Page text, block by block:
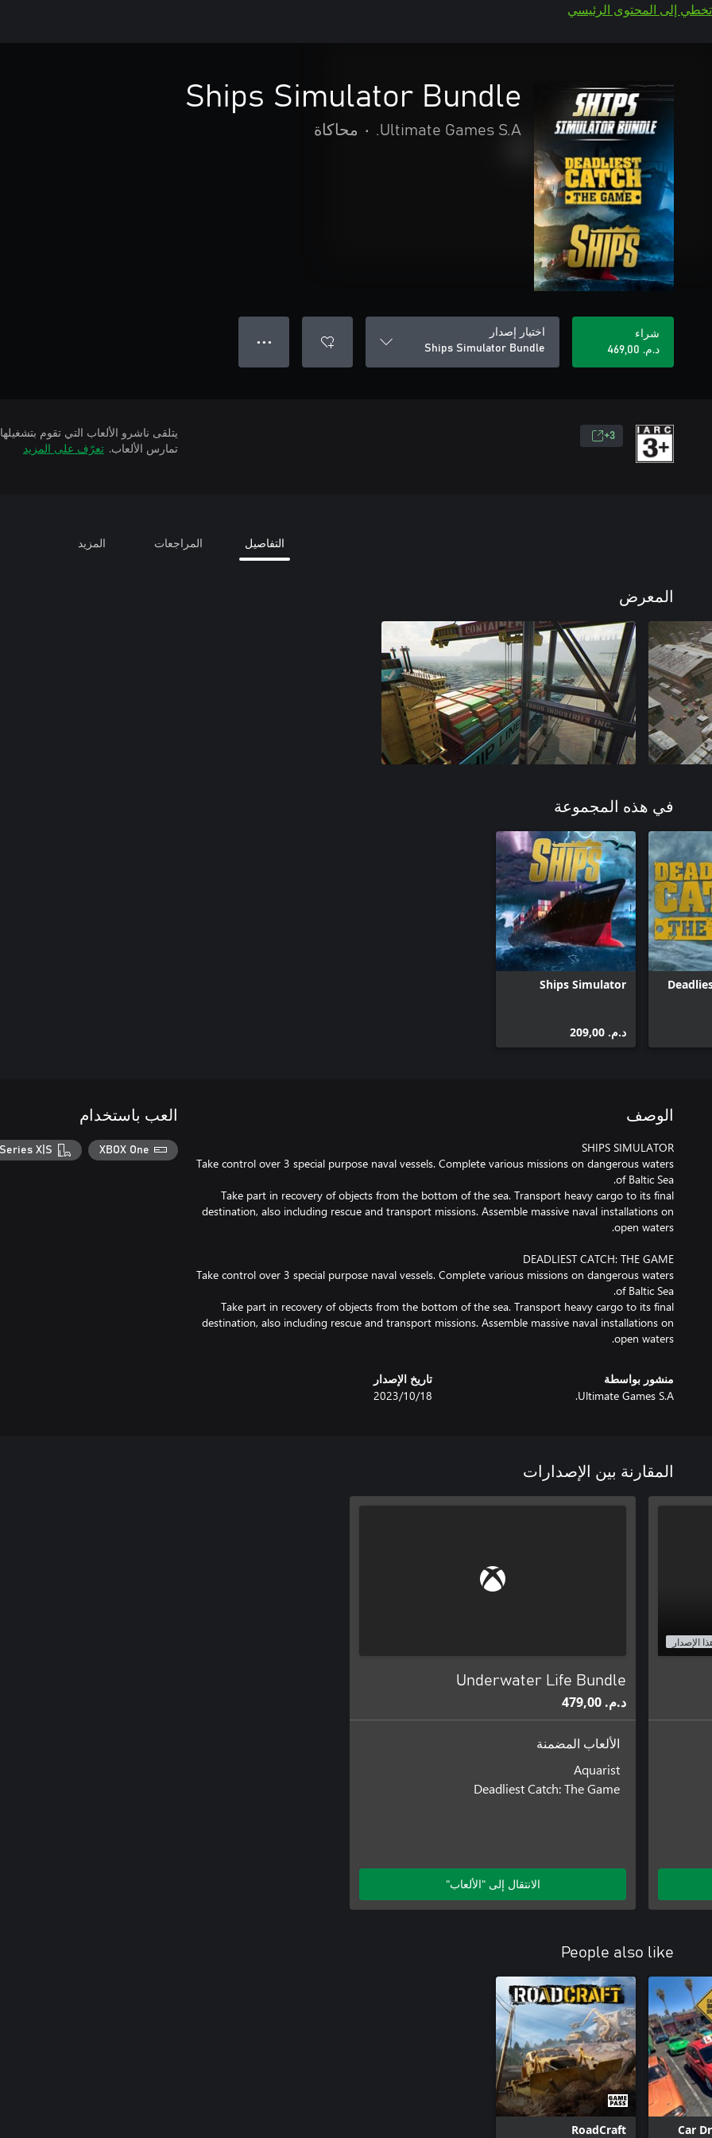
تخطي إلى المحتوى الرئيسي
Ships Simulator Bundle
Ultimate Games S.A.
• محاكاة
شراء
د.م.‏ 469,00
اختيار إصدار
Ships Simulator Bundle
● ● ●
3+
تمارس الألعاب. تعرّف على المزيد
التفاصيل المراجعات المزيد
المعرض
في هذه المجموعة
Ships Simulator
د.م.‏ 209,00
الوصف
Take control over 3 special purpose naval vessels. Complete various missions on dangerous waters
Take part in recovery of objects from the bottom of the sea. Transport heavy cargo to its final
destination, also including rescue and transport missions. Assemble massive naval installations on
Take control over 3 special purpose naval vessels. Complete various missions on dangerous waters
Take part in recovery of objects from the bottom of the sea. Transport heavy cargo to its final
destination, also including rescue and transport missions. Assemble massive naval installations on
open waters.
منشور بواسطة
Ultimate Games S.A.
تاريخ الإصدار
18‏/10‏/2023
العب باستخدام
XBOX One
X|S
المقارنة بين الإصدارات
الإصدار
Underwater Life Bundle
د.م.‏ 479,00
الألعاب المضمنة
Aquarist
Deadliest Catch: The Game
الانتقال إلى "الألعاب"
People also like
Car
RoadCraft